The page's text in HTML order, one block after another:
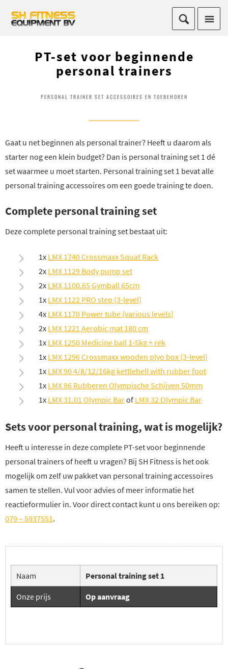
PT-set voor beginnende
personal trainers
PERSONAL TRAINER SET ACCESSOIRES EN TOEBEHOREN
Gaat u net beginnen als personal trainer? Heeft u daarom als
starter nog een klein budget? Dan is personal training set 1 dé
set waarmee u moet starten. Personal training set 1 bevat alle
personal training accessoires om een goede training te doen.
Complete personal training set
Deze complete personal training set bestaat uit:
1x LMX 1740 Crossmaxx Squat Rack
2x LMX 1129 Body pump set
2x LMX 1100.65 Gymball 65cm
1x LMX 1122 PRO step (3-level)
4x LMX 1170 Power tube (various levels)
2x LMX 1221 Aerobic mat 180 cm
1x LMX 1250 Medicine ball 1-5kg + rek
1x LMX 1296 Crossmaxx wooden plyo box (3-level)
1x LMX 90 4/8/12/16kg kettlebell with rubber foot
1x LMX 86 Rubberen Olympische Schijven 50mm
1x LMX 31.01 Olympic Barof LMX 32 Olympic Bar
Sets voor personal training, wat is mogelijk?
Heeft u interesse in deze complete PT-set voor beginnende
personal trainers of heeft u vragen? Bij SH Fitness is het ook
mogelijk om zelf uw pakket van personal training accessoires
samen te stellen. Vul voor advies of meer informatie het
reactieformulier in. Voor direct contact kunt u ons bereiken op:
079 – 5937551.
Naam Personal training set 1
Onze prijs Op aanvraag